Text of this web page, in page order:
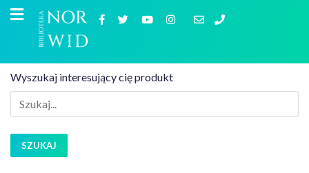
Wyszukaj interesujący cię produkt
SZUKAJ